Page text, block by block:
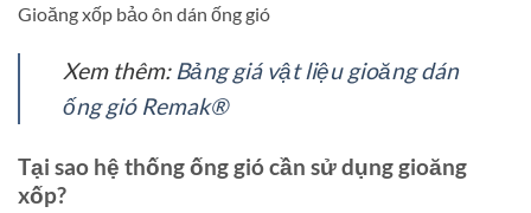
Gioăng xốp bảo ôn dán ống gió
Xem thêm: Bảng giá vật liệu gioăng dán
ống gió Remak®
Tại sao hệ thống ống gió cần sử dụng gioăng
xốp?